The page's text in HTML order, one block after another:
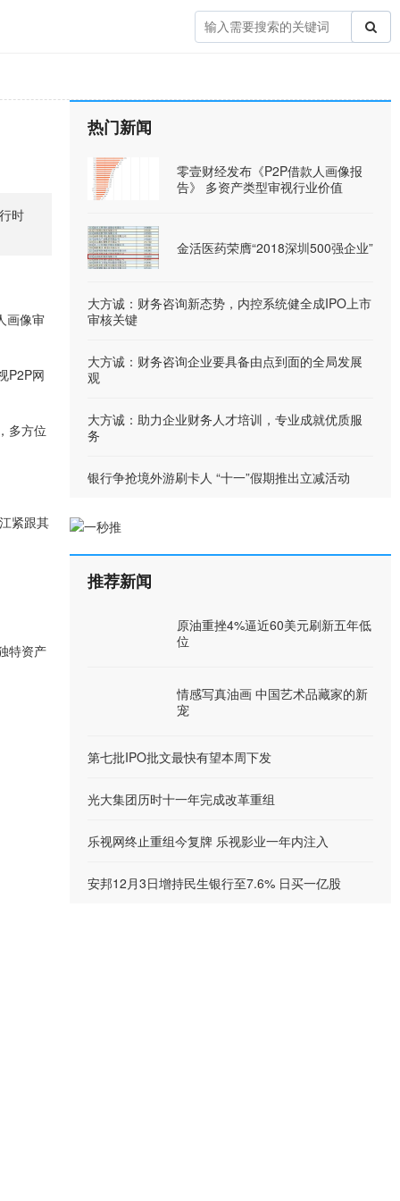
时
画像审
P2P网
多方位
紧跟其
特资产
热门新闻
零壹财经发布《P2P借款人画像报
告》 多资产类型审视行业价值
金活医药荣膺“2018深圳500强企业”
大方诚：财务咨询新态势，内控系统健全成IPO上市
审核关键
大方诚：财务咨询企业要具备由点到面的全局发展
观
大方诚：助力企业财务人才培训，专业成就优质服
务
银行争抢境外游刷卡人 “十一”假期推出立减活动
推荐新闻
原油重挫4%逼近60美元刷新五年低
位
情感写真油画 中国艺术品藏家的新
宠
第七批IPO批文最快有望本周下发
光大集团历时十一年完成改革重组
乐视网终止重组今复牌 乐视影业一年内注入
安邦12月3日增持民生银行至7.6% 日买一亿股